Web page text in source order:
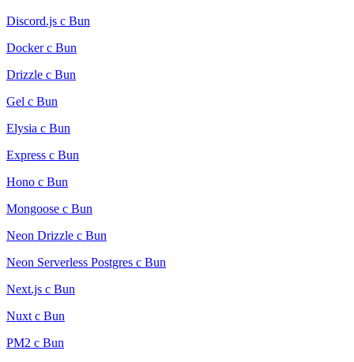
Discord.js с Bun
Docker с Bun
Drizzle с Bun
Gel с Bun
Elysia с Bun
Express с Bun
Hono с Bun
Mongoose с Bun
Neon Drizzle с Bun
Neon Serverless Postgres с Bun
Next.js с Bun
Nuxt с Bun
PM2 с Bun